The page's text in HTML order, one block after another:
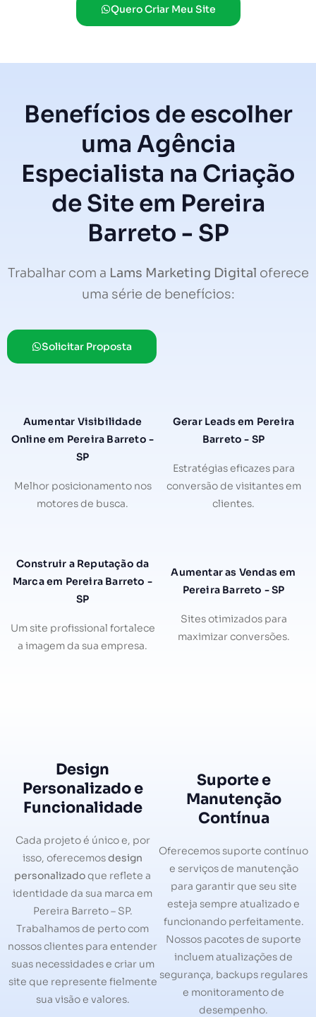
Quero Criar Meu Site
Benefícios de escolher
uma Agência
Especialista na Criação
de Site em Pereira
Barreto - SP
Trabalhar com a Lams Marketing Digital oferece
uma série de benefícios:
Solicitar Proposta
Aumentar Visibilidade
Online em Pereira Barreto -
SP
Melhor posicionamento nos
motores de busca.
Gerar Leads em Pereira
Barreto - SP
Estratégias eficazes para
conversão de visitantes em
clientes.
Construir a Reputação da
Marca em Pereira Barreto -
SP
Um site profissional fortalece
a imagem da sua empresa.
Aumentar as Vendas em
Pereira Barreto - SP
Sites otimizados para
maximizar conversões.
Design
Personalizado e
Funcionalidade
Cada projeto é único e, por
isso, oferecemosdesign
personalizadoque reflete a
identidade da sua marca em
Pereira Barreto – SP.
Trabalhamos de perto com
nossos clientes para entender
suas necessidades e criar um
site que represente fielmente
sua visão e valores.
Suporte e
Manutenção
Contínua
Oferecemos suporte contínuo
e serviços de manutenção
para garantir que seu site
esteja sempre atualizado e
funcionando perfeitamente.
Nossos pacotes de suporte
incluem atualizações de
segurança, backups regulares
e monitoramento de
desempenho.